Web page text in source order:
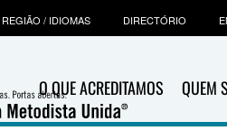
O QUE ACREDITAMOS QUEM
REGIÃO / IDIOMAS DIRECTÓRIO